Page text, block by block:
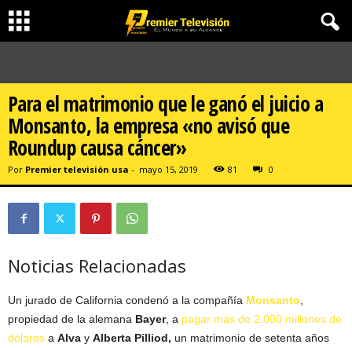
Para el matrimonio que le ganó el juicio a
Monsanto, la empresa «no avisó que
Roundup causa cáncer»
Por Premier televisión usa - mayo 15, 2019 81 0
Noticias Relacionadas
Un jurado de California condenó a la compañía Monsanto
propiedad de la alemana Bayer, a pagar más de 2.000 millones de
dólares a Alva y Alberta Pilliod, un matrimonio de setenta años